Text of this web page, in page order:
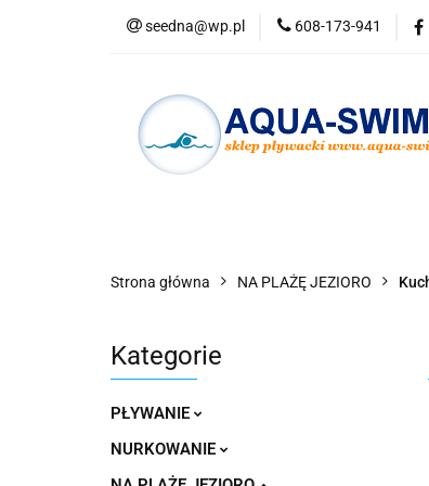
seedna@wp.pl 608-173-941
PŁYWANIE
Nowości
Strona główna NA PLAŻĘ JEZIORO
Kategorie
PŁYWANIE
NURKOWANIE